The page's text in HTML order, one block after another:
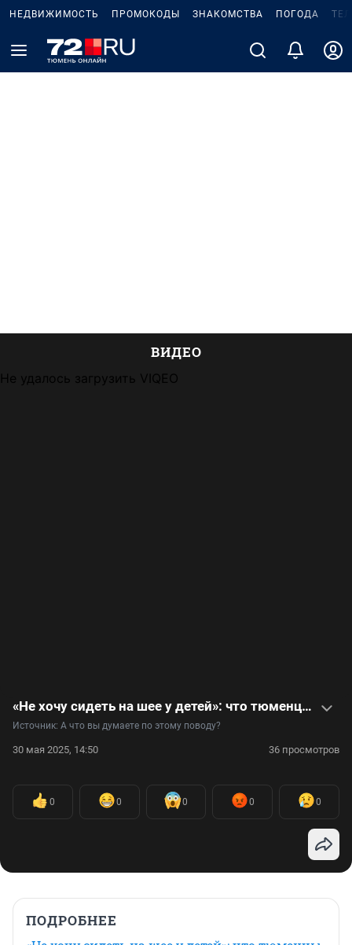
НЕДВИЖИМОСТЬ ПРОМОКОДЫ ЗНАКОМСТВА ПОГОДА
ВИДЕО
Не удалось загрузить VIQEO
«Не хочу сидеть на шее у детей»: что тюменцы думают об отмене пенсий — признания в видео
Источник: А что вы думаете по этому поводу?
30 мая 2025, 14:50 36 просмотров
0 0 0 0 0
ПОДРОБНЕЕ